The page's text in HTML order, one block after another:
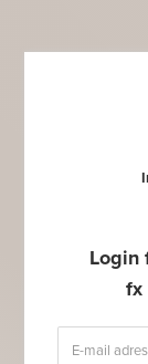
Login
fx